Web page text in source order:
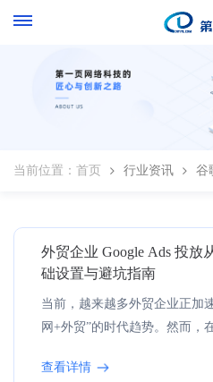
当前位置： 首页 行业资讯 谷
外贸企业 Google Ads 投放
础设置与避坑指南
当前，越来越多外贸企业正加
网+外贸”的时代趋势。然而，
当，导致宝贵的预算被白白浪
查看详情